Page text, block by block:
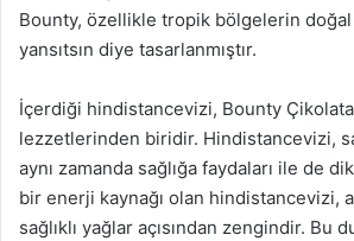
Bounty, özellikle tropik bölgelerin
yansıtsın diye tasarlanmıştır.
İçerdiği hindistancevizi, Bounty
lezzetlerinden biridir. Hindistancevizi,
aynı zamanda sağlığa faydaları ile de
bir enerji kaynağı olan hindistancevizi,
sağlıklı yağlar açısından zengindir. Bu